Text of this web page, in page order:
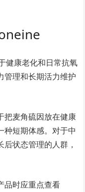
健康老化和日常抗氧
管理和长期活力维护
把麦角硫因放在健康
种短期体感。对于中
状态管理的人群，
品时应重点查看